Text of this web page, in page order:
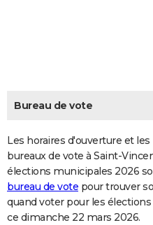
CARTE DE VOEUX
Dictionnaire
Biographies
Citations
Expressions
Proverbes
PROGRAMME TV
COPAINS D'AVANT
S'inscrire
Se connecter
Lycées
Collèges
Primaires
Universités
Entreprises
Service militaire
Avis de recherche
AVIS DE DÉCÈS
Bureau de vote
Les horaires d'ouverture et
bureaux de vote à Saint-
élections municipales 2026
bureau de vote pour trouver
quand voter pour les
ce dimanche 22 mars 2026.